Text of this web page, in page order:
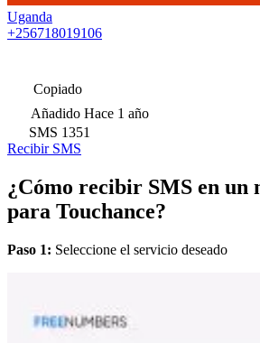
Uganda
+256718019106
Copiado
Añadido Hace 1 año
SMS 1351
Recibir SMS
¿Cómo recibir SMS en un
para Touchance?
Paso 1: Seleccione el servicio deseado